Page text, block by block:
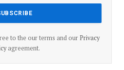
to the our terms and our Privacy
agreement.